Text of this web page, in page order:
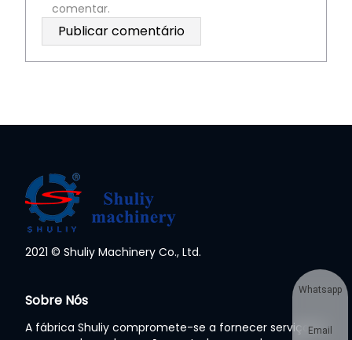
comentar.
2021 © Shuliy Machinery Co., Ltd.
Sobre Nós
A fábrica Shuliy compromete-se a fornecer serviços a
Whatsapp
Email